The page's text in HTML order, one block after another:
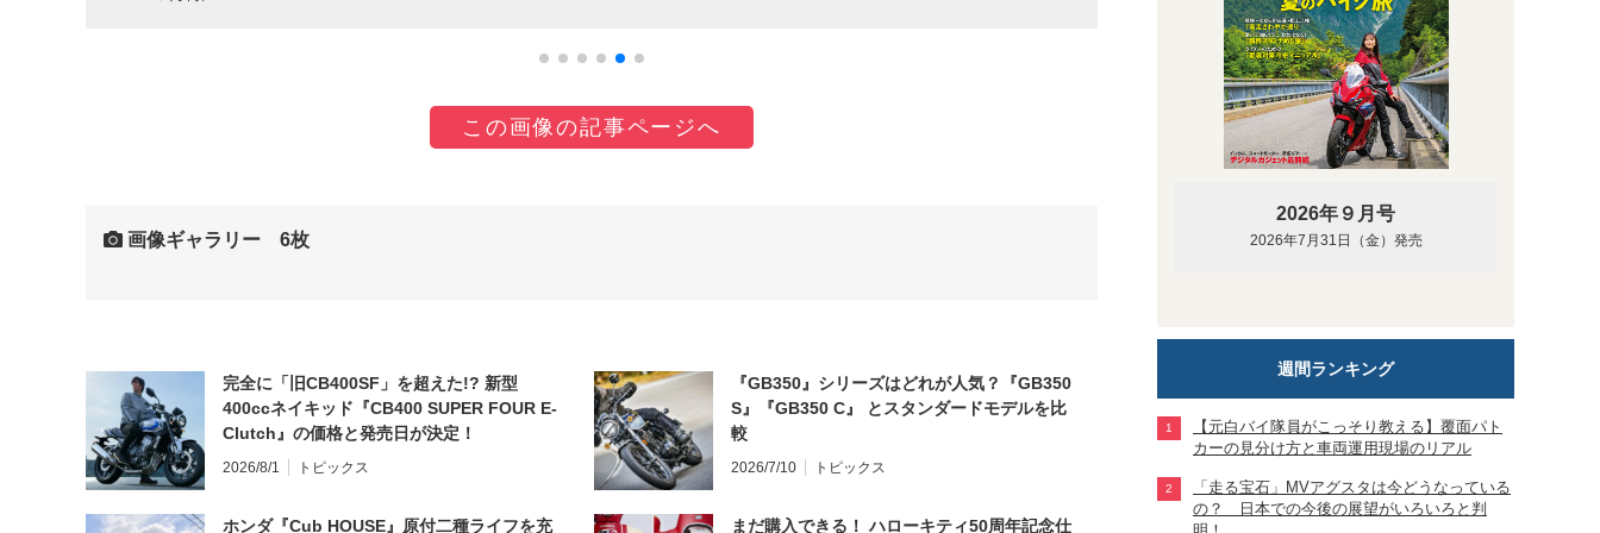
この画像の記事ページへ
画像ギャラリー 6枚
完全に「旧CB400SF」を超えた!? 新型
400ccネイキッド『CB400 SUPER FOUR E-
Clutch』の価格と発売日が決定！
2026/8/1 トピックス
『GB350』シリーズはどれが人気？『GB350
S』『GB350 C』 とスタンダードモデルを比
較
2026/7/10 トピックス
ホンダ『Cub HOUSE』原付二種ライフを充 まだ購入できる！ ハローキティ50周年記念仕
2026年９月号
2026年7月31日（金）発売
週間ランキング
【元白バイ隊員がこっそり教える】覆面パト
カーの見分け方と車両運用現場のリアル
「走る宝石」MVアグスタは今どうなっている
の？ 日本での今後の展望がいろいろと判